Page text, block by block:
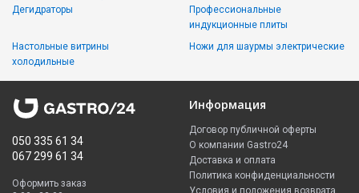
Дегидраторы
Настольные витрины
холодильные
Профессиональные
индукционные плиты
Ножи для шаурмы электрические
050 335 61 34
067 299 61 34
Оформить заказ
Информация
Договор публичной оферты
О компании Gastro24
Доставка и оплата
Политика конфиденциальности
Условия и положения возврата